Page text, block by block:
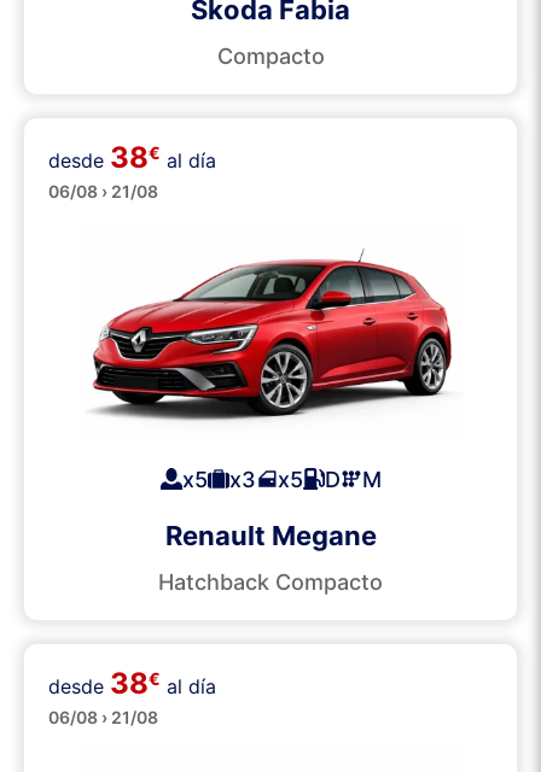
Skoda Fabia
Compacto
Medianos
desde 38€ al día
06/08 › 21/08
x5 x3 x5 D M
Renault Megane
Hatchback Compacto
Familiares
desde 38€ al día
06/08 › 21/08